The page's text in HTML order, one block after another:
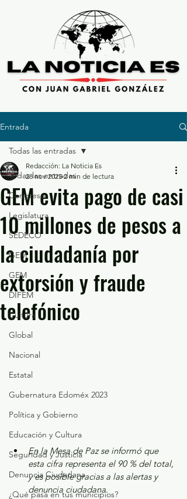
Entrada
Todas las entradas
Congreso
Legislatura
SEDECO
GEM
GEM
DIFEM
Cultura
Global
Nacional
Estatal
Gubernatura Edoméx 2023
Política y Gobierno
Educación y Cultura
Seguridad y Justicia
Denuncia Ciudadana
¿Qué pasa en tus municipios?
Todas las entradas
GEM evita pago de casi
10 millones de pesos a
la ciudadanía por
extorsión y fraude
telefónico
Redacción: La Noticia Es
28 nov 2025 2 min de lectura
En la Mesa de Paz se informó que
esta cifra representa el 90 % del total,
y es posible gracias a las alertas y
denuncia ciudadana.